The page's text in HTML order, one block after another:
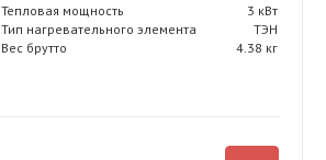
Тепловая мощность
3 кВт
Тип нагревательного элемента
ТЭН
Вес брутто
4.38 кг